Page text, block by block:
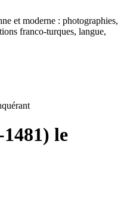
et moderne : photographies,
franco-turques, langue,
le